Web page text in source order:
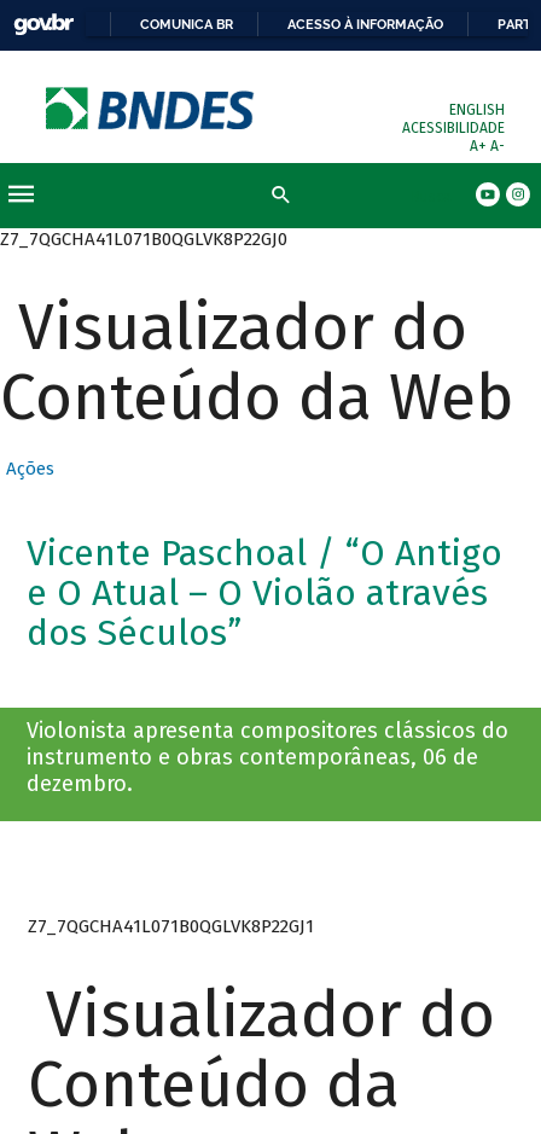
COMUNICA BR ACESSO À INFORMAÇÃO
ENGLISH
ACESSIBILIDADE
A+ A-
Z7_7QGCHA41L071B0QGLVK8P22GJ0
Visualizador do
Conteúdo da Web
Ações
Vicente Paschoal / “O Antigo
e O Atual – O Violão através
dos Séculos”
Violonista apresenta compositores clássicos do
instrumento e obras contemporâneas, 06 de
dezembro.
Z7_7QGCHA41L071B0QGLVK8P22GJ1
Visualizador do
Conteúdo da